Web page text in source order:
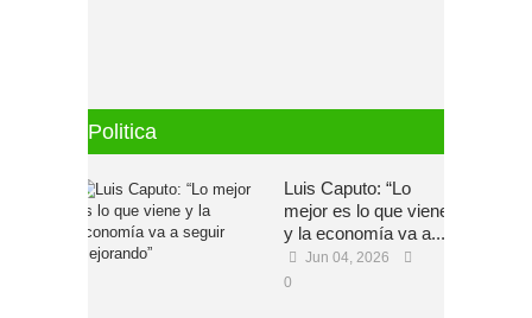
Politica
Luis Caputo: “Lo
mejor es lo que viene
y la economía va a...
Jun 04, 2026
0